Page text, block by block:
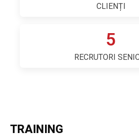
CLIENȚI
5
RECRUTORI
TRAINING